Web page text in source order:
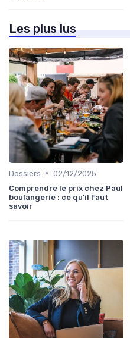
Les plus lus
Dossiers • 02/12/2025
Comprendre le prix chez Paul
boulangerie : ce qu’il faut
savoir